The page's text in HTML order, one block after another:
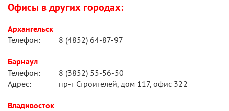
Офисы в других городах:
Архангельск
Телефон:
8 (4852) 64-87-97
Барнаул
Телефон:
8 (3852) 55-56-50
Адрес:
пр-т Строителей, дом 117, офис 322
Владивосток